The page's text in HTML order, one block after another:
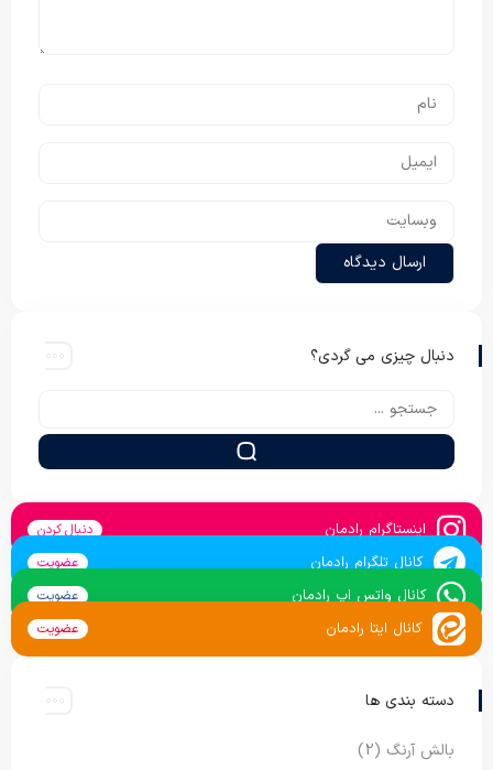
دنبال چیزی می گردی؟
اینستاگرام رادمان دنبال کردن
کانال تلگرام رادمان عضویت
کانال واتس اپ رادمان عضویت
کانال ایتا رادمان عضویت
دسته بندی ها
بالش آرنگ (2)